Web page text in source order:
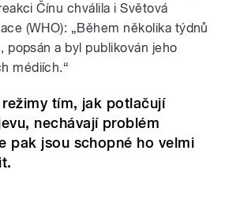
Čínu chválila i Světová
(WHO): „Během několika týdnů
popsán a byl publikován jeho
médiích.“
tím, jak potlačují
nechávají problém
pak jsou schopné ho velmi